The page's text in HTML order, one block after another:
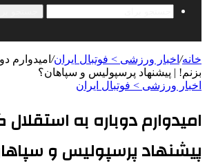
خانه/ اخبار ورزشی > فوتبال ايران/ امیدوارم
بزنم! | پیشنهاد پرسپولیس و سپاهان؟
اخبار ورزشی > فوتبال ايران
امیدوارم دوباره به
پیشنهاد پرسپولیس و